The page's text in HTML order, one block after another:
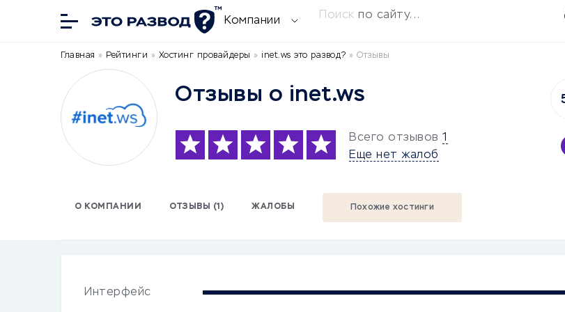
Компании Поиск по сайту...
Главная » Рейтинги » Хостинг провайдеры » inet.ws это развод? » Отзывы
Отзывы о inet.ws
Всего отзывов 1
Еще нет жалоб
О КОМПАНИИ ОТЗЫВЫ (1) ЖАЛОБЫ Похожие хостинги
Интерфейс